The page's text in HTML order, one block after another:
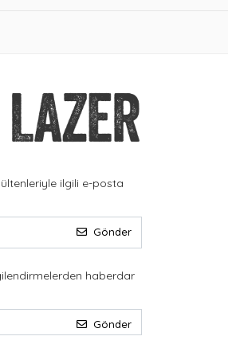
ilgili e-posta
Gönder
haberdar
Gönder